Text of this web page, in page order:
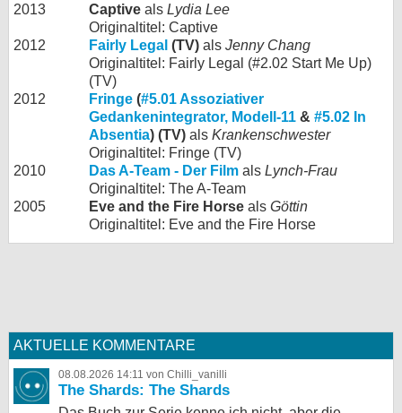
2013
Captive als Lydia Lee
Originaltitel: Captive
2012
Fairly Legal (TV) als Jenny Chang
Originaltitel: Fairly Legal (#2.02 Start Me Up)
(TV)
2012
Fringe (#5.01 Assoziativer
Gedankenintegrator, Modell-11 & #5.02 In
Absentia) (TV) als Krankenschwester
Originaltitel: Fringe (TV)
2010
Das A-Team - Der Film als Lynch-Frau
Originaltitel: The A-Team
2005
Eve and the Fire Horse als Göttin
Originaltitel: Eve and the Fire Horse
AKTUELLE KOMMENTARE
08.08.2026 14:11 von Chilli_vanilli
The Shards: The Shards